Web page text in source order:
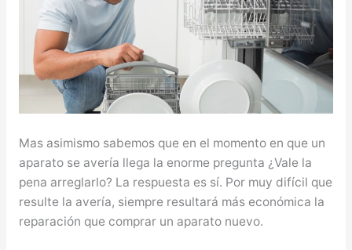
Mas asimismo sabemos que en el momento en que un
aparato se avería llega la enorme pregunta ¿Vale la
pena arreglarlo? La respuesta es sí. Por muy difícil que
resulte la avería, siempre resultará más económica la
reparación que comprar un aparato nuevo.